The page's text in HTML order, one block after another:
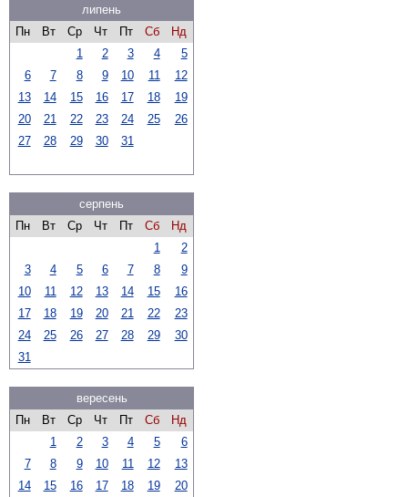
липень
Пн
Вт Ср Чт Пт Сб
Нд
1
2 3 4
5
6
7 8 9 10 11
12
13
14 15 16 17 18
19
20
21 22 23 24 25
26
27
28 29 30 31
серпень
Пн
Вт Ср Чт Пт Сб
Нд
1
2
3
4 5 6 7 8
9
10
11 12 13 14 15
16
17
18 19 20 21 22
23
24
25 26 27 28 29
30
31
вересень
Пн
Вт Ср Чт Пт Сб
Нд
1
2 3 4 5
6
7
8 9 10 11 12
13
14
15 16 17 18 19
20